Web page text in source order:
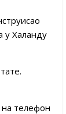
у Халанду
на телефон